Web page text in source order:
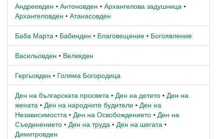
Андреевден • Антоновден • Архангелова задушница •
Архангеловден • Атанасовден
Баба Марта • Бабинден • Благовещение • Богоявление
Васильовден • Великден
Гергьовден • Голяма Богородица
Ден на българската просвета • Ден на детето • Ден на
жената • Ден на народните будители • Ден на
Независимостта • Ден на Освобождението • Ден на
Съединението • Ден на труда • Ден на шегата •
Димитровден